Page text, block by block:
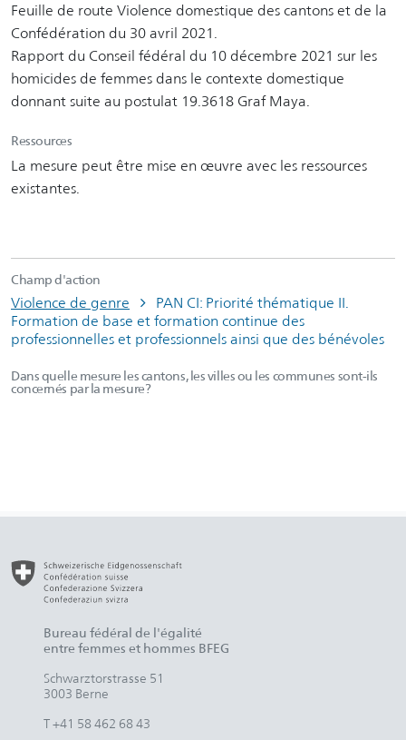
Feuille de route Violence domestique des cantons et de la
Confédération du 30 avril 2021.
Rapport du Conseil fédéral du 10 décembre 2021 sur les
homicides de femmes dans le contexte domestique
donnant suite au postulat 19.3618 Graf Maya.
Ressources
La mesure peut être mise en œuvre avec les ressources
existantes.
Champ d'action
Violence de genre
PAN CI: Priorité thématique II.
Formation de base et formation continue des
professionnelles et professionnels ainsi que des bénévoles
Dans quelle mesure les cantons, les villes ou les communes sont-ils
concernés par la mesure?
Bureau fédéral de l'égalité
entre femmes et hommes BFEG
Schwarztorstrasse 51
3003 Berne
T +41 58 462 68 43